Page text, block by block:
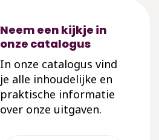
Neem een kijkje in
onze catalogus
In onze catalogus vind
je alle inhoudelijke en
praktische informatie
over onze uitgaven.